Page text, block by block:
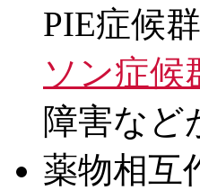
PIE症候
ソン症候
障害など
薬物相互